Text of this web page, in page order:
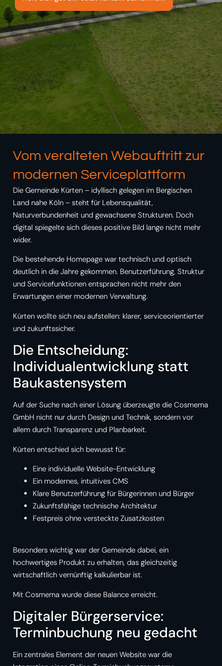
Vom veralteten Webauftritt zur
modernen Serviceplattform
Die Gemeinde Kürten – idyllisch gelegen im Bergischen
Land nahe Köln – steht für Lebensqualität,
Naturverbundenheit und gewachsene Strukturen. Doch
digital spiegelte sich dieses positive Bild lange nicht mehr
wider.
Die bestehende Homepage war technisch und optisch
deutlich in die Jahre gekommen. Benutzerführung, Struktur
und Servicefunktionen entsprachen nicht mehr den
Erwartungen einer modernen Verwaltung.
Kürten wollte sich neu aufstellen: klarer, serviceorientierter
und zukunftssicher.
Die Entscheidung:
Individualentwicklung statt
Baukastensystem
Auf der Suche nach einer Lösung überzeugte die Cosmema
GmbH nicht nur durch Design und Technik, sondern vor
allem durch Transparenz und Planbarkeit.
Kürten entschied sich bewusst für:
Eine individuelle Website-Entwicklung
Ein modernes, intuitives CMS
Klare Benutzerführung für Bürgerinnen und Bürger
Zukunftsfähige technische Architektur
Festpreis ohne versteckte Zusatzkosten
Besonders wichtig war der Gemeinde dabei, ein
hochwertiges Produkt zu erhalten, das gleichzeitig
wirtschaftlich vernünftig kalkulierbar ist.
Mit Cosmema wurde diese Balance erreicht.
Digitaler Bürgerservice:
Terminbuchung neu gedacht
Ein zentrales Element der neuen Website war die